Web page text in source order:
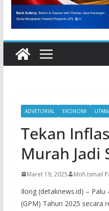
ADVETORIAL EKONOMI
Tekan
Murah Jadi
Maret 19, 2025 Moh.Ismail
Ilong (detaknews.id) – Palu
(GPM) Tahun 2025 secara